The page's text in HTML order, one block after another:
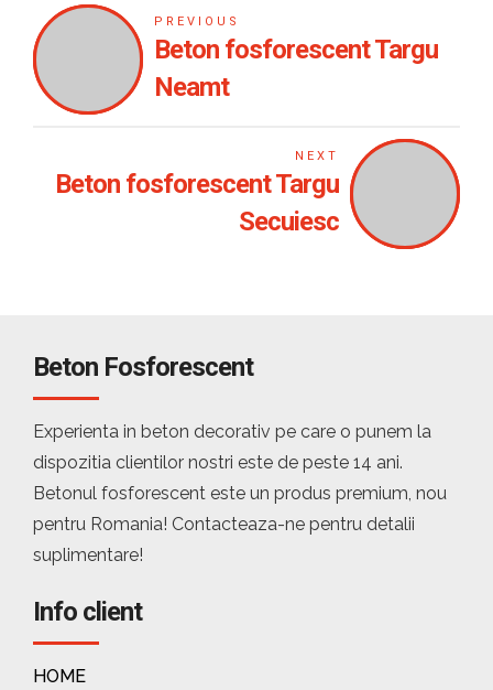
PREVIOUS
Beton fosforescent Targu
Neamt
NEXT
Beton fosforescent Targu
Secuiesc
Beton Fosforescent
Experienta in beton decorativ pe care o punem la
dispozitia clientilor nostri este de peste 14 ani.
Betonul fosforescent este un produs premium, nou
pentru Romania! Contacteaza-ne pentru detalii
suplimentare!
Info client
HOME